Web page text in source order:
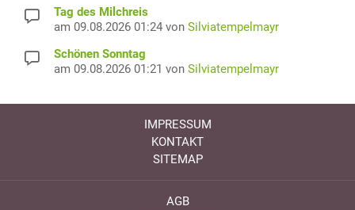
Tag des Milchreis
am 09.08.2026 01:24 von Silviatempelmayr
Schönen Sonntag
am 09.08.2026 01:21 von Silviatempelmayr
IMPRESSUM
KONTAKT
SITEMAP
AGB